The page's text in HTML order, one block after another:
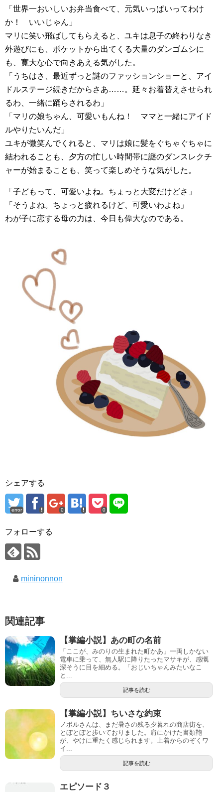
「世界一おいしいお弁当食べて、元気いっぱいってわけ
か！ いいじゃん」
マリに笑い飛ばしてもらえると、ユキは息子の終わりなき
外遊びにも、ポケットから出てくる大量のダンゴムシに
も、寛大な心で向きあえる気がした。
「うちはさ、最近ずっと謎のファッションショーと、アイ
ドルステージ続きだからさあ……。延々お着替えさせられ
るわ、一緒に踊らされるわ」
「マリの娘ちゃん、可愛いもんね！ ママと一緒にアイド
ルやりたいんだ」
ユキが微笑んでくれると、マリは娘に髪をぐちゃぐちゃに
結われることも、夕方の忙しい時間帯に謎のダンスレクチ
ャーが始まることも、笑って楽しめそうな気がした。
「子どもって、可愛いよね。ちょっと大変だけどさ」
「そうよね。ちょっと疲れるけど、可愛いわよね」
わが子に恋する母の力は、今日も偉大なのである。
シェアする
error 0 0
フォローする
mininonnon
関連記事
【掌編小説】あの町の名前
「ここが、みのりの生まれた町かあ」一両しかない
電車に乗って、無人駅に降りたったマサキが、感慨
深そうに目を細める。「おじいちゃんみたいなこ
と...
記事を読む
【掌編小説】ちいさな約束
ノボルさんは、まだ暑さの残る夕暮れの商店街を、
とぼとぼと歩いておりました。肩にかけた書類鞄
が、やけに重たく感じられます。上着からのぞくワ
イ...
記事を読む
エピソード３